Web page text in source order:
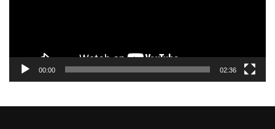
00:00 02:36